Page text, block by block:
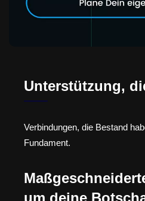
Unterstützung,
Verbindungen, die Bestand
Fundament.
um deine